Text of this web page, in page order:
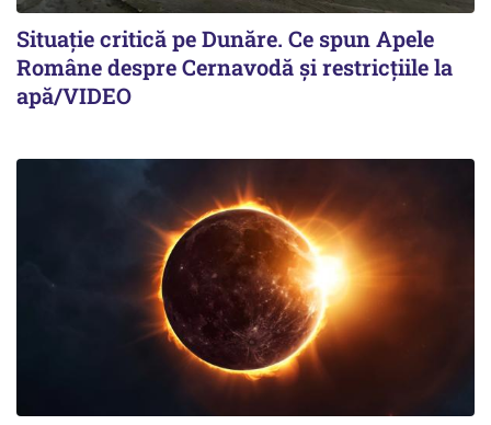
Situație critică pe Dunăre. Ce spun Apele
Române despre Cernavodă și restricțiile la
apă/VIDEO